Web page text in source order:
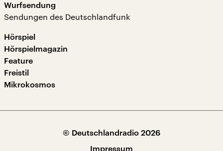
Wurfsendung
Sendungen des Deutschlandfunk
Hörspiel
Hörspielmagazin
Feature
Freistil
Mikrokosmos
© Deutschlandradio 2026
Impressum